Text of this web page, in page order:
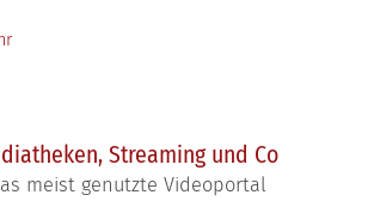
Streaming und Co
meist genutzte Videoportal